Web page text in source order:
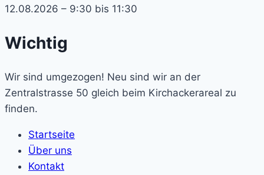
12.08.2026 – 9:30 bis 11:30
Wichtig
Wir sind umgezogen! Neu sind wir an der
Zentralstrasse 50 gleich beim Kirchackerareal zu
finden.
Startseite
Über uns
Kontakt